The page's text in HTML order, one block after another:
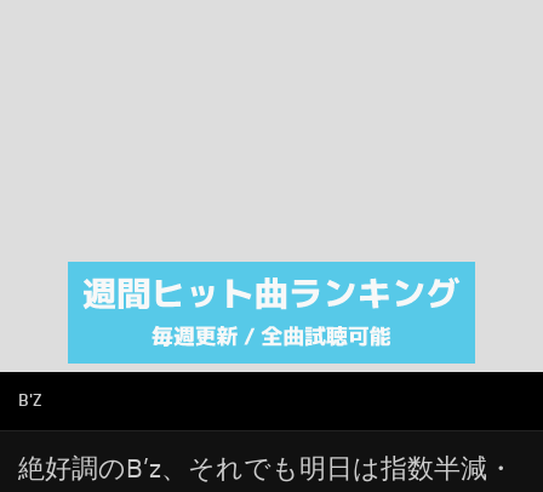
注目カテゴリ
オリジナルiTunes週間トップソング
RSS
B'Z
絶好調のB’z、それでも明日は指数半減・